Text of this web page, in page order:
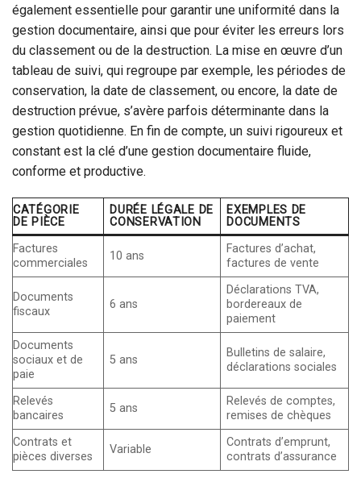
également essentielle pour garantir une uniformité dans la
gestion documentaire, ainsi que pour éviter les erreurs lors
du classement ou de la destruction. La mise en œuvre d’un
tableau de suivi, qui regroupe par exemple, les périodes de
conservation, la date de classement, ou encore, la date de
destruction prévue, s’avère parfois déterminante dans la
gestion quotidienne. En fin de compte, un suivi rigoureux et
constant est la clé d’une gestion documentaire fluide,
conforme et productive.
CATÉGORIE
DE PIÈCE
DURÉE LÉGALE DE
CONSERVATION
EXEMPLES DE
DOCUMENTS
Factures
commerciales
10 ans
Factures d’achat,
factures de vente
Documents
fiscaux
6 ans
Déclarations TVA,
bordereaux de
paiement
Documents
sociaux et de
paie
5 ans
Bulletins de salaire,
déclarations sociales
Relevés
bancaires
5 ans
Relevés de comptes,
remises de chèques
Contrats et
pièces diverses
Variable
Contrats d’emprunt,
contrats d’assurance